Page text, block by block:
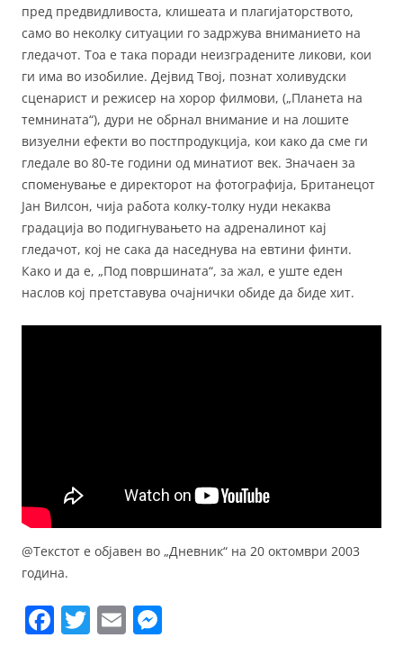
пред предвидливоста, клишеата и плагијаторството,
само во неколку ситуации го задржува вниманието на
гледачот. Тоа е така поради неизградените ликови, кои
ги има во изобилие. Дејвид Твој, познат холивудски
сценарист и режисер на хорор филмови, („Планета на
темнината“), дури не обрнал внимание и на лошите
визуелни ефекти во постпродукција, кои како да сме ги
гледале во 80-те години од минатиот век. Значаен за
споменување е директорот на фотографија, Британецот
Јан Вилсон, чија работа колку-толку нуди некаква
градација во подигнувањето на адреналинот кај
гледачот, кој не сака да наседнува на евтини финти.
Како и да е, „Под површината“, за жал, е уште еден
наслов кој претставува очајнички обиде да биде хит.
@Текстот е објавен во „Дневник“ на 20 октомври 2003
година.
F T E